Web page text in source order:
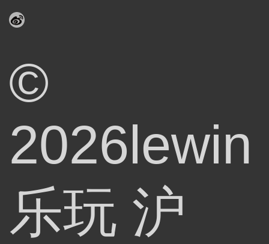
©
2026lewin
乐玩 沪